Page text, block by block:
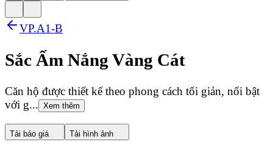
VP.A1-B
Sắc Ấm Nắng Vàng Cát
Căn hộ được thiết kế theo phong cách tối giản, nổi bật
với g... Xem thêm
Tải báo giá Tải hình ảnh